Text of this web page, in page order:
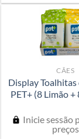
CÃES
Display Toalhitas
PET+ (8 Limão +
Inicie sessão
preços